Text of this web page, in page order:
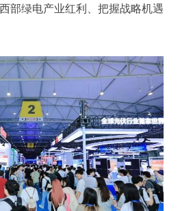
部绿电产业红利、把握战略机遇